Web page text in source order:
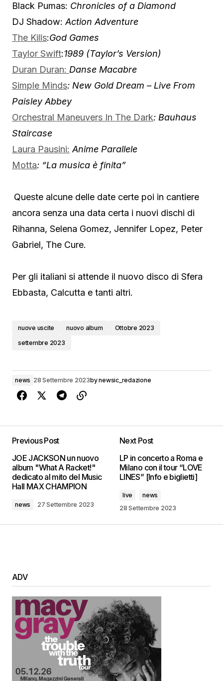
Black Pumas: Chronicles of a Diamond
DJ Shadow:Action Adventure
The Kills:God Games
Taylor Swift:1989 (Taylor’s Version)
Duran Duran: Danse Macabre
Simple Minds: New Gold Dream – Live From
Paisley Abbey
Orchestral Maneuvers In The Dark: Bauhaus
Staircase
Laura Pausini: Anime Parallele
Motta: “La musica è finita”
Queste alcune delle date certe poi in cantiere
ancora senza una data certa i nuovi dischi di
Rihanna, Selena Gomez, Jennifer Lopez, Peter
Gabriel, The Cure.
Per gli italiani si attende il nuovo disco di Sfera
Ebbasta, Calcutta e tanti altri.
nuove uscite nuovo album
Ottobre 2023
settembre 2023
news 28 Settembre 2023bynewsic_redazione
Previous Post
JOE JACKSON un nuovo
album "What A Racket!"
dedicato al mito del Music
Hall MAX CHAMPION
news 27 Settembre 2023
Next Post
LP in concerto a Roma e
Milano con il tour “LOVE
LINES” [Info e biglietti]
live
news
28 Settembre 2023
ADV